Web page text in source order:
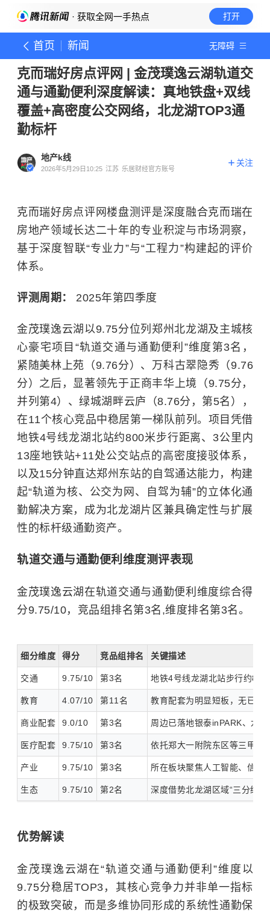
· 获取全网一手热点 打开
首页 新闻 无障碍
克而瑞好房点评网 | 金茂璞逸云湖轨道交
通与通勤便利深度解读：真地铁盘+双线
覆盖+高密度公交网络，北龙湖TOP3通
勤标杆
地产k线
2026年5月29日10:25 江苏 乐居财经官方账号
关注
克而瑞好房点评网楼盘测评是深度融合克而瑞在
房地产领域长达二十年的专业积淀与市场洞察，
基于深度智联“专业力”与“工程力”构建起的评价
体系。
评测周期： 2025年第四季度
金茂璞逸云湖以9.75分位列郑州北龙湖及主城核
心豪宅项目“轨道交通与通勤便利”维度第3名，
紧随美林上苑（9.76分）、万科古翠隐秀（9.76
分）之后，显著领先于正商丰华上境（9.75分，
并列第4）、绿城湖畔云庐（8.76分，第5名），
在11个核心竞品中稳居第一梯队前列。项目凭借
地铁4号线龙湖北站约800米步行距离、3公里内
13座地铁站+11处公交站点的高密度接驳体系，
以及15分钟直达郑州东站的自驾通达能力，构建
起“轨道为核、公交为网、自驾为辅”的立体化通
勤解决方案，成为北龙湖片区兼具确定性与扩展
性的标杆级通勤资产。
轨道交通与通勤便利维度测评表现
金茂璞逸云湖在轨道交通与通勤便利维度综合得
分9.75/10，竞品组排名第3名,维度排名第3名。
细分维度 得分 竞品组排名 关键描述
交通 9.75/10 第3名 地铁4号线龙湖北站步行约
教育 4.07/10 第11名 教育配套为明显短板，无已落
商业配套 9.0/10 第3名 周边已落地银泰inPARK、龙
医疗配套 9.75/10 第3名 依托郑大一附院东区等三甲医
产业 9.75/10 第3名 所在板块聚焦人工智能、信息
生态 9.75/10 第2名 深度借势北龙湖区域“三分绿
优势解读
金茂璞逸云湖在“轨道交通与通勤便利”维度以
9.75分稳居TOP3，其核心竞争力并非单一指标
的极致突破，而是多维协同形成的系统性通勤保